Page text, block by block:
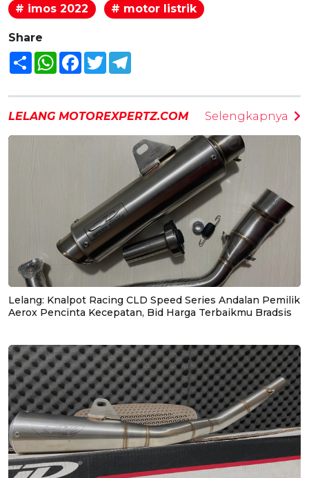
# imos 2022
# motor listrik
Share
Share WhatsAppFacebook
Twitter
LELANG MOTOREXPERTZ.COM Selengkapnya
Lelang: Knalpot Racing CLD Speed Series Andalan Pemilik
Aerox Pencinta Kecepatan, Bid Harga Terbaikmu Bradsis